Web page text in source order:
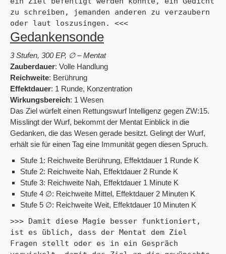
zu schreiben, jemanden anderen zu verzaubern
oder laut loszusingen. <<<
Gedankensonde
3 Stufen, 300 EP, ∅ – Mentat
Zauberdauer: Volle Handlung
Reichweite: Berührung
Effektdauer: 1 Runde, Konzentration
Wirkungsbereich: 1 Wesen
Das Ziel würfelt einen Rettungswurf Intelligenz gegen ZW:15.
Misslingt der Wurf, bekommt der Mentat Einblick in die
Gedanken, die das Wesen gerade besitzt. Gelingt der Wurf,
erhält sie für einen Tag eine Immunität gegen diesen Spruch.
Stufe 1: Reichweite Berührung, Effektdauer 1 Runde K
Stufe 2: Reichweite Nah, Effektdauer 2 Runde K
Stufe 3: Reichweite Nah, Effektdauer 1 Minute K
Stufe 4 ∅: Reichweite Mittel, Effektdauer 2 Minuten K
Stufe 5 ∅: Reichweite Weit, Effektdauer 10 Minuten K
>>> Damit diese Magie besser funktioniert,
ist es üblich, dass der Mentat dem Ziel
Fragen stellt oder es in ein Gespräch